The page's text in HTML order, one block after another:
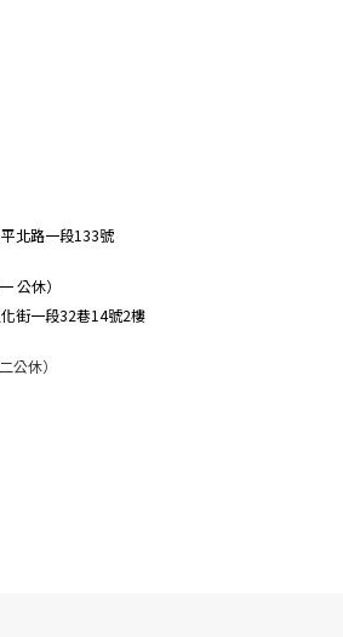
北路一段133號
公休）
街一段32巷14號2樓
公休）